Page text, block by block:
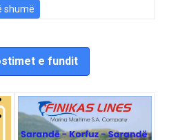
shumë
e fundit